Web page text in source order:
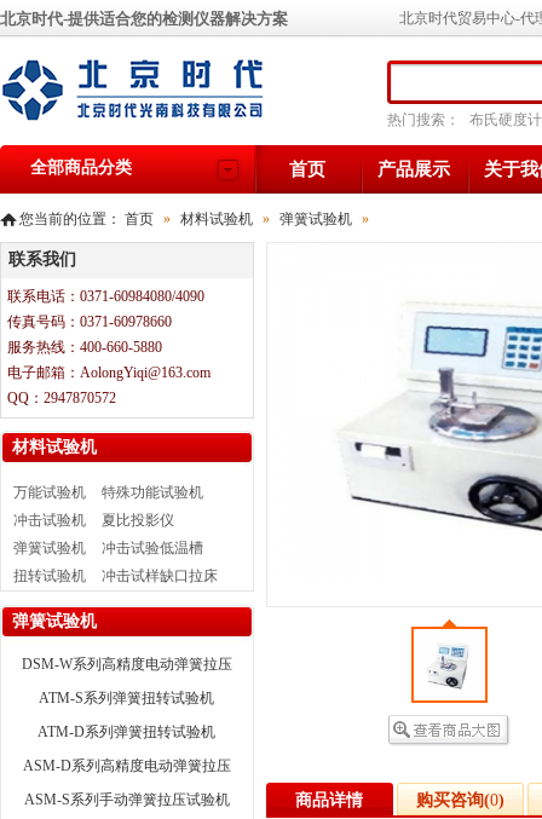
全部商品分类
北京时代-提供适合您的检测仪器解决方案
热门搜索： 布氏硬度计
首页 产品展示 关于我
北京时代贸易中心-代
您当前的位置： 首页 » 材料试验机 » 弹簧试验机 »
商品详情 购买咨询(0)
联系我们
联系电话：0371-60984080/4090
传真号码：0371-60978660
服务热线：400-660-5880
电子邮箱：AolongYiqi@163.com
QQ：2947870572
材料试验机
万能试验机
特殊功能试验机
冲击试验机
夏比投影仪
弹簧试验机
冲击试验低温槽
扭转试验机
冲击试样缺口拉床
弹簧试验机
DSM-W系列高精度电动弹簧拉压
ATM-S系列弹簧扭转试验机
ATM-D系列弹簧扭转试验机
ASM-D系列高精度电动弹簧拉压
ASM-S系列手动弹簧拉压试验机